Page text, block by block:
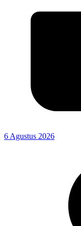
6 Agustus 2026